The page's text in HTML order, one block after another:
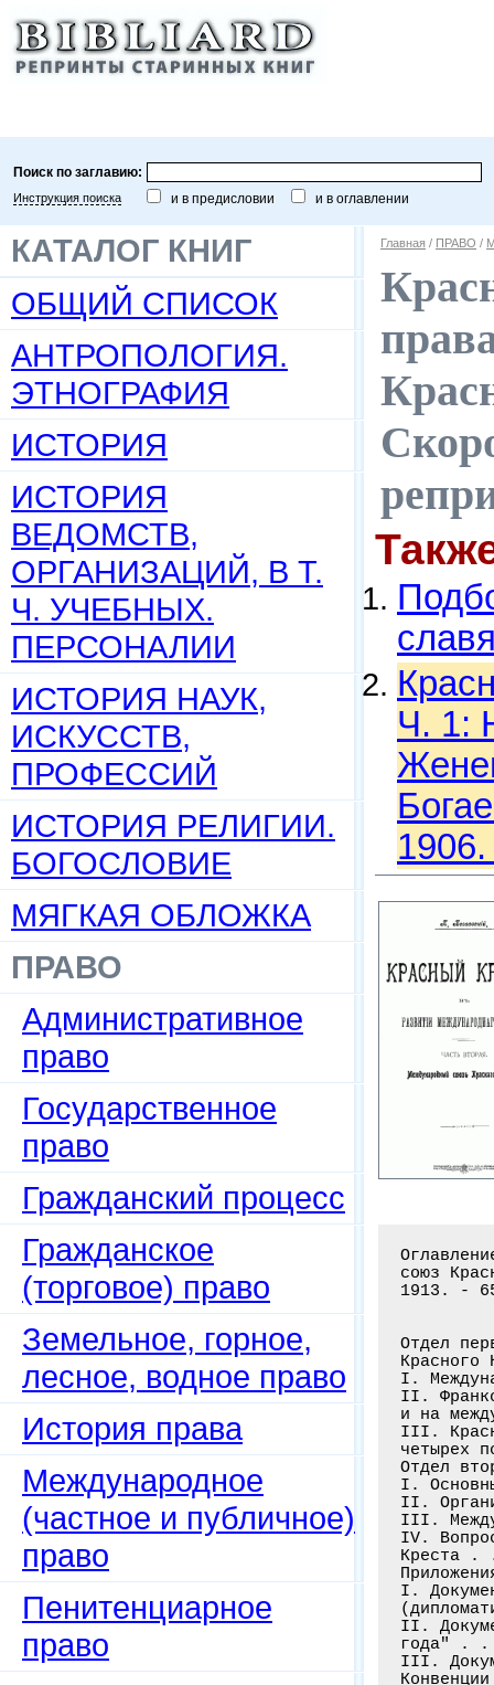
Поиск по заглавию:
Инструкция поиска и в предисловии и в оглавлении
КАТАЛОГ КНИГ
ОБЩИЙ СПИСОК
АНТРОПОЛОГИЯ.
ЭТНОГРАФИЯ
ИСТОРИЯ
ИСТОРИЯ
ВЕДОМСТВ,
ОРГАНИЗАЦИЙ, В Т.
Ч. УЧЕБНЫХ.
ПЕРСОНАЛИИ
ИСТОРИЯ НАУК,
ИСКУССТВ,
ПРОФЕССИЙ
ИСТОРИЯ РЕЛИГИИ.
БОГОСЛОВИЕ
МЯГКАЯ ОБЛОЖКА
ПРАВО
Административное
право
Государственное
право
Гражданский процесс
Гражданское
(торговое) право
Земельное, горное,
лесное, водное право
История права
Международное
(частное и публичное)
право
Пенитенциарное
право
Главная / ПРАВО /
Ч. 1:
союз
1913. -
Отдел
Красного
I.
II.
и на
III.
Отдел
I.
II.
III.
IV.
I.
II.
года"
III.